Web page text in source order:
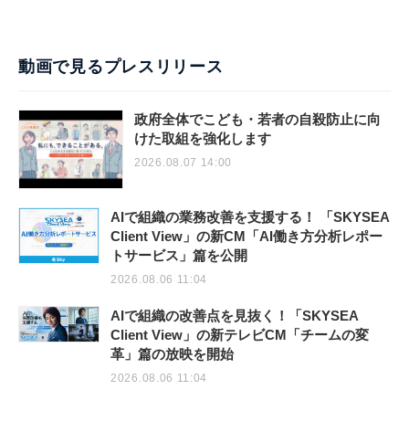
動画で見るプレスリリース
政府全体でこども・若者の自殺防止に向
けた取組を強化します
2026.08.07 14:00
AIで組織の業務改善を支援する！ 「SKYSEA
Client View」の新CM「AI働き方分析レポー
トサービス」篇を公開
2026.08.06 11:04
AIで組織の改善点を見抜く！「SKYSEA
Client View」の新テレビCM「チームの変
革」篇の放映を開始
2026.08.06 11:04